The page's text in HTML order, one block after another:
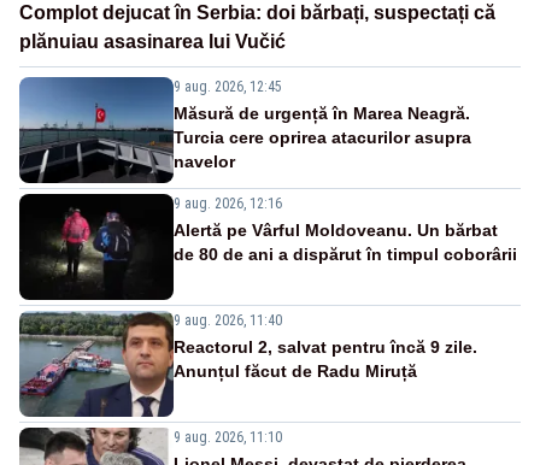
Complot dejucat în Serbia: doi bărbați, suspectați că
plănuiau asasinarea lui Vučić
9 aug. 2026, 12:45
Măsură de urgență în Marea Neagră.
Turcia cere oprirea atacurilor asupra
navelor
9 aug. 2026, 12:16
Alertă pe Vârful Moldoveanu. Un bărbat
de 80 de ani a dispărut în timpul coborârii
9 aug. 2026, 11:40
Reactorul 2, salvat pentru încă 9 zile.
Anunțul făcut de Radu Miruță
9 aug. 2026, 11:10